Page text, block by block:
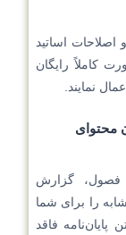
اساتید
کاملاً رایگان
نمایند.
محتوای
فصول، گزارش
را برای شما
فاقد